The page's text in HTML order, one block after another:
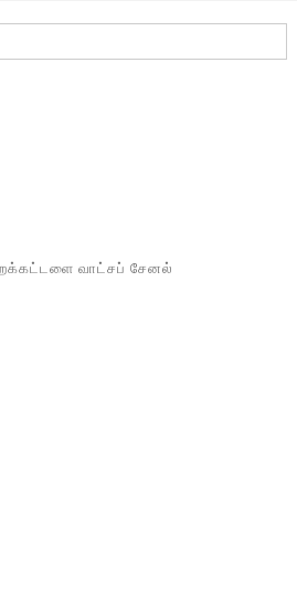
வாட்சப் சேனல்